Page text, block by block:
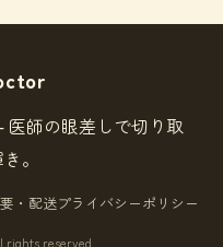
師の眼差しで切り取
。
・配送プライバシーポリシー
rights reserved.